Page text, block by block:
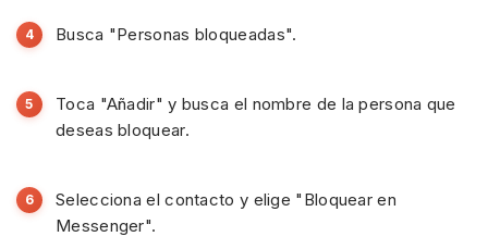
Busca "Personas bloqueadas".
Toca "Añadir" y busca el nombre de la persona que
deseas bloquear.
Selecciona el contacto y elige "Bloquear en
Messenger".